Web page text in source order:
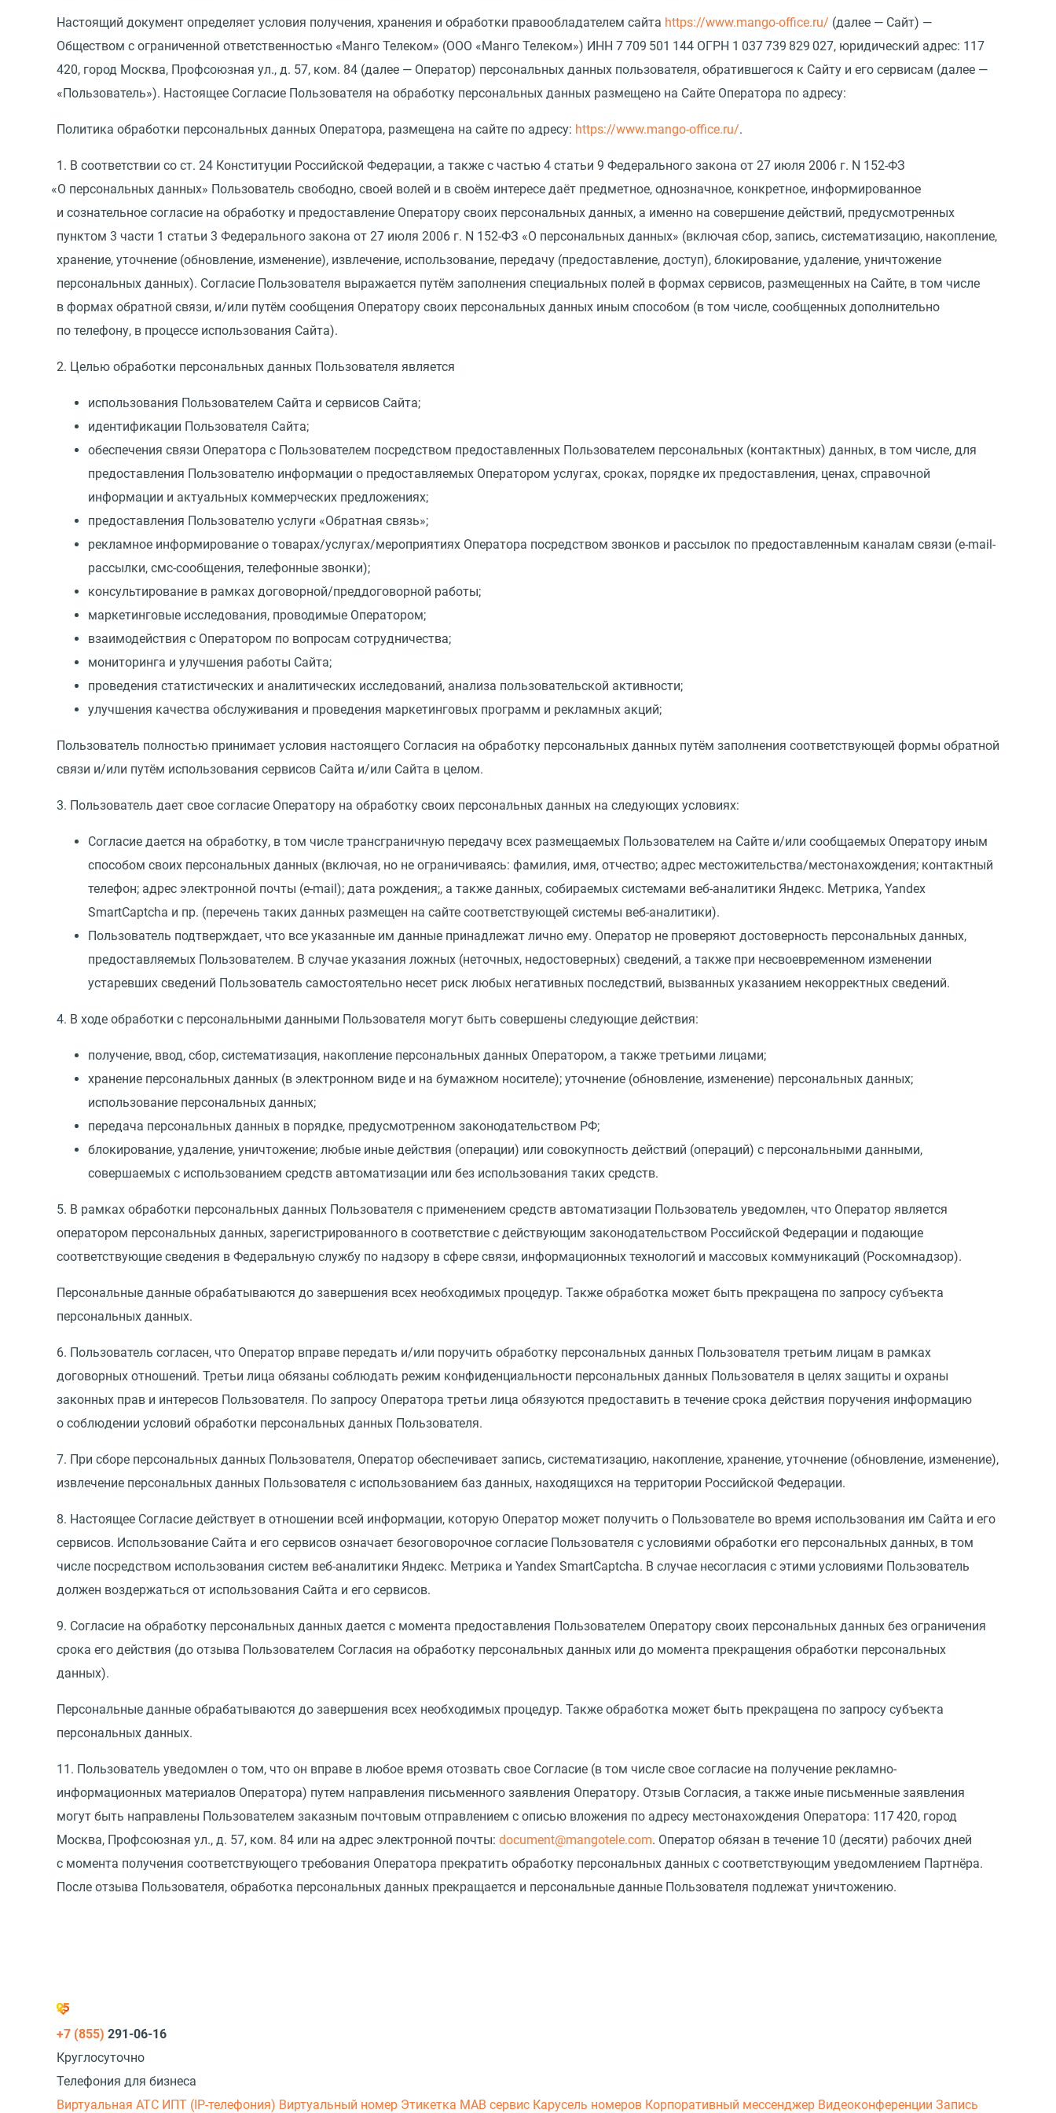
Настоящий документ определяет условия получения, хранения и обработки правообладателем сайта https://www.mango-office.ru/ (далее — Сайт) —
Обществом с ограниченной ответственностью «Манго Телеком» (ООО «Манго Телеком») ИНН 7 709 501 144 ОГРН 1 037 739 829 027, юридический адрес: 117
420, город Москва, Профсоюзная ул., д. 57, ком. 84 (далее — Оператор) персональных данных пользователя, обратившегося к Сайту и его сервисам (далее —
«Пользователь»). Настоящее Согласие Пользователя на обработку персональных данных размещено на Сайте Оператора по адресу:
Политика обработки персональных данных Оператора, размещена на сайте по адресу: https://www.mango-office.ru/.
1. В соответствии со ст. 24 Конституции Российской Федерации, а также с частью 4 статьи 9 Федерального закона от 27 июля 2006 г. N 152-ФЗ
«О персональных данных» Пользователь свободно, своей волей и в своём интересе даёт предметное, однозначное, конкретное, информированное
и сознательное согласие на обработку и предоставление Оператору своих персональных данных, а именно на совершение действий, предусмотренных
пунктом 3 части 1 статьи 3 Федерального закона от 27 июля 2006 г. N 152-ФЗ «О персональных данных» (включая сбор, запись, систематизацию, накопление,
хранение, уточнение (обновление, изменение), извлечение, использование, передачу (предоставление, доступ), блокирование, удаление, уничтожение
персональных данных). Согласие Пользователя выражается путём заполнения специальных полей в формах сервисов, размещенных на Сайте, в том числе
в формах обратной связи, и/или путём сообщения Оператору своих персональных данных иным способом (в том числе, сообщенных дополнительно
по телефону, в процессе использования Сайта).
2. Целью обработки персональных данных Пользователя является
использования Пользователем Сайта и сервисов Сайта;
идентификации Пользователя Сайта;
обеспечения связи Оператора с Пользователем посредством предоставленных Пользователем персональных (контактных) данных, в том числе, для
предоставления Пользователю информации о предоставляемых Оператором услугах, сроках, порядке их предоставления, ценах, справочной
информации и актуальных коммерческих предложениях;
предоставления Пользователю услуги «Обратная связь»;
рекламное информирование о товарах/услугах/мероприятиях Оператора посредством звонков и рассылок по предоставленным каналам связи (e-mail-
рассылки, смс-сообщения, телефонные звонки);
консультирование в рамках договорной/преддоговорной работы;
маркетинговые исследования, проводимые Оператором;
взаимодействия с Оператором по вопросам сотрудничества;
мониторинга и улучшения работы Сайта;
проведения статистических и аналитических исследований, анализа пользовательской активности;
улучшения качества обслуживания и проведения маркетинговых программ и рекламных акций;
Пользователь полностью принимает условия настоящего Согласия на обработку персональных данных путём заполнения соответствующей формы обратной
связи и/или путём использования сервисов Сайта и/или Сайта в целом.
3. Пользователь дает свое согласие Оператору на обработку своих персональных данных на следующих условиях:
Согласие дается на обработку, в том числе трансграничную передачу всех размещаемых Пользователем на Сайте и/или сообщаемых Оператору иным
способом своих персональных данных (включая, но не ограничиваясь: фамилия, имя, отчество; адрес местожительства/местонахождения; контактный
телефон; адрес электронной почты (e-mail); дата рождения;, а также данных, собираемых системами веб-аналитики Яндекс. Метрика, Yandex
SmartCaptcha и пр. (перечень таких данных размещен на сайте соответствующей системы веб-аналитики).
Пользователь подтверждает, что все указанные им данные принадлежат лично ему. Оператор не проверяют достоверность персональных данных,
предоставляемых Пользователем. В случае указания ложных (неточных, недостоверных) сведений, а также при несвоевременном изменении
устаревших сведений Пользователь самостоятельно несет риск любых негативных последствий, вызванных указанием некорректных сведений.
4. В ходе обработки с персональными данными Пользователя могут быть совершены следующие действия:
получение, ввод, сбор, систематизация, накопление персональных данных Оператором, а также третьими лицами;
хранение персональных данных (в электронном виде и на бумажном носителе); уточнение (обновление, изменение) персональных данных;
использование персональных данных;
передача персональных данных в порядке, предусмотренном законодательством РФ;
блокирование, удаление, уничтожение; любые иные действия (операции) или совокупность действий (операций) с персональными данными,
совершаемых с использованием средств автоматизации или без использования таких средств.
5. В рамках обработки персональных данных Пользователя с применением средств автоматизации Пользователь уведомлен, что Оператор является
оператором персональных данных, зарегистрированного в соответствие с действующим законодательством Российской Федерации и подающие
соответствующие сведения в Федеральную службу по надзору в сфере связи, информационных технологий и массовых коммуникаций (Роскомнадзор).
Персональные данные обрабатываются до завершения всех необходимых процедур. Также обработка может быть прекращена по запросу субъекта
персональных данных.
6. Пользователь согласен, что Оператор вправе передать и/или поручить обработку персональных данных Пользователя третьим лицам в рамках
договорных отношений. Третьи лица обязаны соблюдать режим конфиденциальности персональных данных Пользователя в целях защиты и охраны
законных прав и интересов Пользователя. По запросу Оператора третьи лица обязуются предоставить в течение срока действия поручения информацию
о соблюдении условий обработки персональных данных Пользователя.
7. При сборе персональных данных Пользователя, Оператор обеспечивает запись, систематизацию, накопление, хранение, уточнение (обновление, изменение),
извлечение персональных данных Пользователя с использованием баз данных, находящихся на территории Российской Федерации.
8. Настоящее Согласие действует в отношении всей информации, которую Оператор может получить о Пользователе во время использования им Сайта и его
сервисов. Использование Сайта и его сервисов означает безоговорочное согласие Пользователя с условиями обработки его персональных данных, в том
числе посредством использования систем веб-аналитики Яндекс. Метрика и Yandex SmartCaptcha. В случае несогласия с этими условиями Пользователь
должен воздержаться от использования Сайта и его сервисов.
9. Согласие на обработку персональных данных дается с момента предоставления Пользователем Оператору своих персональных данных без ограничения
срока его действия (до отзыва Пользователем Согласия на обработку персональных данных или до момента прекращения обработки персональных
данных).
Персональные данные обрабатываются до завершения всех необходимых процедур. Также обработка может быть прекращена по запросу субъекта
персональных данных.
11. Пользователь уведомлен о том, что он вправе в любое время отозвать свое Согласие (в том числе свое согласие на получение рекламно-
информационных материалов Оператора) путем направления письменного заявления Оператору. Отзыв Согласия, а также иные письменные заявления
могут быть направлены Пользователем заказным почтовым отправлением с описью вложения по адресу местонахождения Оператора: 117 420, город
Москва, Профсоюзная ул., д. 57, ком. 84 или на адрес электронной почты: document@mangotele.com. Оператор обязан в течение 10 (десяти) рабочих дней
с момента получения соответствующего требования Оператора прекратить обработку персональных данных с соответствующим уведомлением Партнёра.
После отзыва Пользователя, обработка персональных данных прекращается и персональные данные Пользователя подлежат уничтожению.
+7 (855) 291-06-16
Круглосуточно
Телефония для бизнеса
Виртуальная АТС ИПТ (IP-телефония) Виртуальный номер Этикетка МАВ сервис Карусель номеров Корпоративный мессенджер Видеоконференции Запись